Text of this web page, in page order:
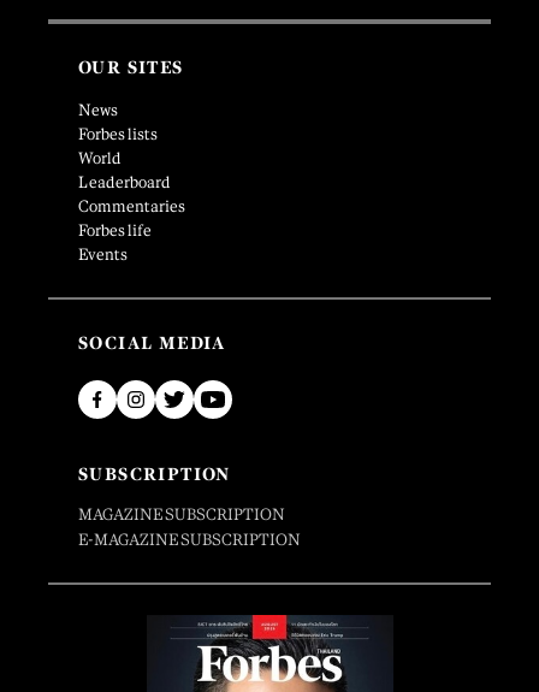
OUR SITES
News
Forbes lists
World
Leaderboard
Commentaries
Forbes life
Events
SOCIAL MEDIA
SUBSCRIPTION
MAGAZINE SUBSCRIPTION
E-MAGAZINE SUBSCRIPTION